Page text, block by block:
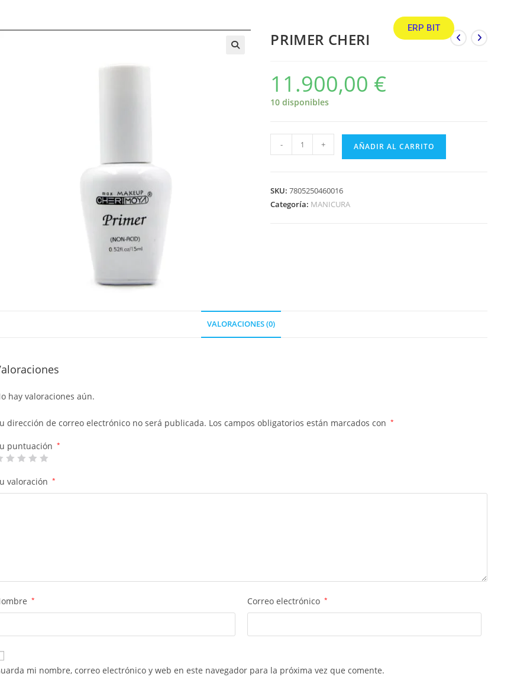
ERP BIT
PRIMER CHERI
11.900,00 €
10 disponibles
- + AÑADIR AL CARRITO
SKU:7805250460016
Categoría: MANICURA
VALORACIONES (0)
hay valoraciones aún.
dirección de correo electrónico no será publicada. Los campos obligatorios están marcados con *
puntuación *
valoración *
* Correo electrónico *
mi nombre, correo electrónico y web en este navegador para la próxima vez que comente.